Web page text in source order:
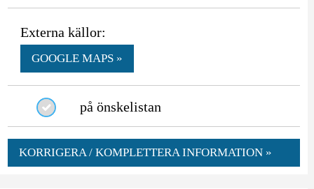
Externa källor:
GOOGLE MAPS »
på önskelistan
KORRIGERA / KOMPLETTERA INFORMATION »